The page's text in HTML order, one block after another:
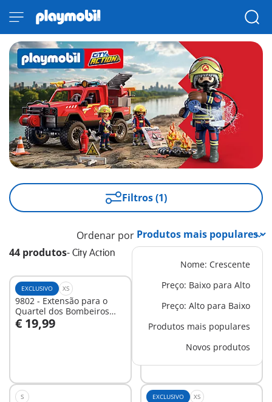
Filtros (1)
44 produtos- City Action
Ordenar por
Nome: Crescente
Preço: Baixo para Alto
Preço: Alto para Baixo
Produtos mais populares
Novos produtos
EXCLUSIVO XS
9802 - Extensão para o
Quartel dos Bombeiros
com Alarme (9462)
€ 19,99
Ao carrinho
EXCLUSIVO S
6503 - Extensão para a
Esquadra da Polícia com
Prisão
€ 19,99
Ao carrinho
S EXCLUSIVO XS